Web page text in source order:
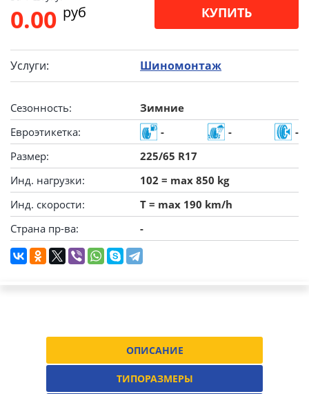
0.00 pуб КУПИТЬ
Услуги: Шиномонтаж
Сезонность:
Зимние
Евроэтикетка:
- -
-
Размер:
225/65 R17
Инд. нагрузки:
102 = max 850 kg
Инд. скорости:
T = max 190 km/h
Страна пр-ва:
-
ОПИСАНИЕ
ТИПОРАЗМЕРЫ